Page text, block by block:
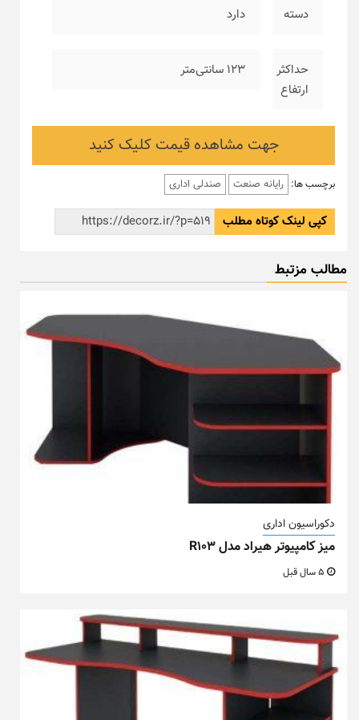
دسته دارد
حداکثر
ارتفاع
۱۲۳ سانتی‌متر
جهت مشاهده قیمت کلیک کنید
برچسب ها: رایانه صنعت صندلی اداری
کپی لینک کوتاه مطلب
مطالب مزتبط
دکوراسیون اداری
میز کامپیوتر هیراد مدل R103